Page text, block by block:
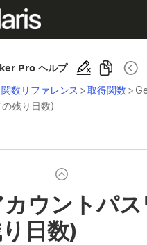
Pro ヘルプ
関数リファレンス > 取得関数 >
残り日数)
カウントパ
日数)